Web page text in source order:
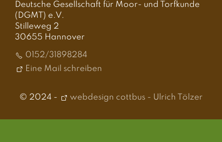
Deutsche Gesellschaft für Moor- und Torfkunde
(DGMT) e.V.
Stilleweg 2
30655 Hannover
0152/31898284
Eine Mail schreiben
© 2024 - webdesign cottbus - Ulrich Tölzer